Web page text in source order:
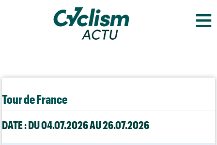
≡
Tour de France
DATE : DU 04.07.2026 AU 26.07.2026